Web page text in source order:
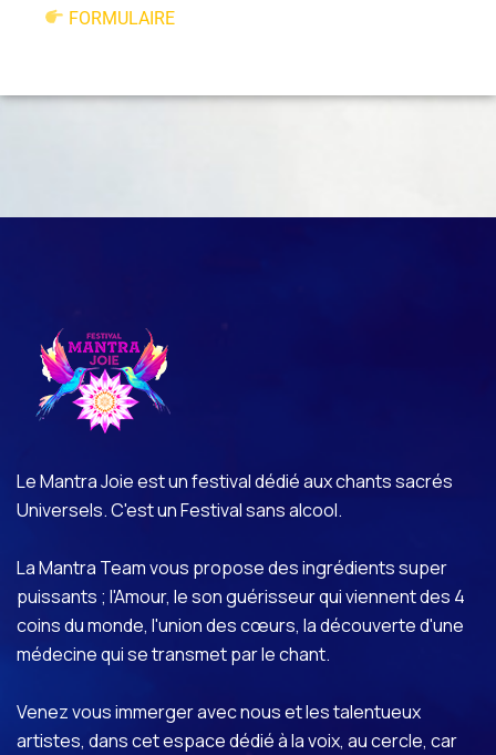
FORMULAIRE
Le Mantra Joie est un festival dédié aux chants sacrés
Universels. C'est un Festival sans alcool.
La Mantra Team vous propose des ingrédients super
puissants ; l'Amour, le son guérisseur qui viennent des 4
coins du monde, l'union des cœurs, la découverte d'une
médecine qui se transmet par le chant.
Venez vous immerger avec nous et les talentueux
artistes, dans cet espace dédié à la voix, au cercle, car